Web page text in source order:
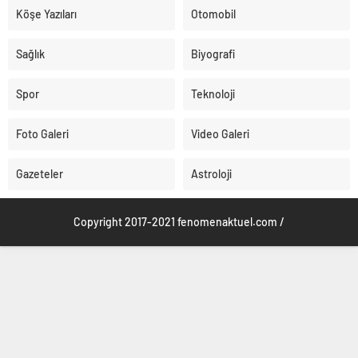
Köşe Yazıları Otomobil
Sağlık Biyografi
Spor Teknoloji
Foto Galeri Video Galeri
Gazeteler Astroloji
Copyright 2017-2021 fenomenaktuel.com /